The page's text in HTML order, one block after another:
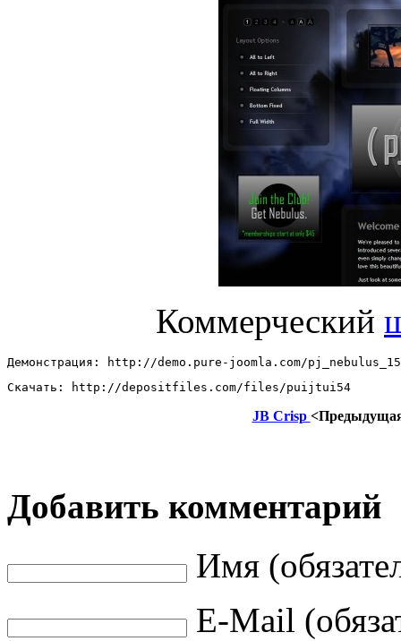
Коммерческий
Демонстрация: http://demo.pure-joomla.com/
Скачать: http://depositfiles.com/files/puijtui54
JB Crisp
Добавить комментарий
Имя
E-Mail